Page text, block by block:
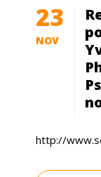
23
NOV
http://